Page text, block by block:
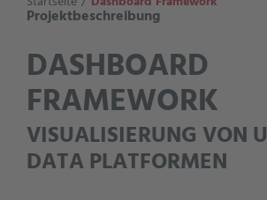
Projektbeschreibung
DASHBOARD
FRAMEWORK
VISUALISIERUNG VON
DATA PLATFORMEN